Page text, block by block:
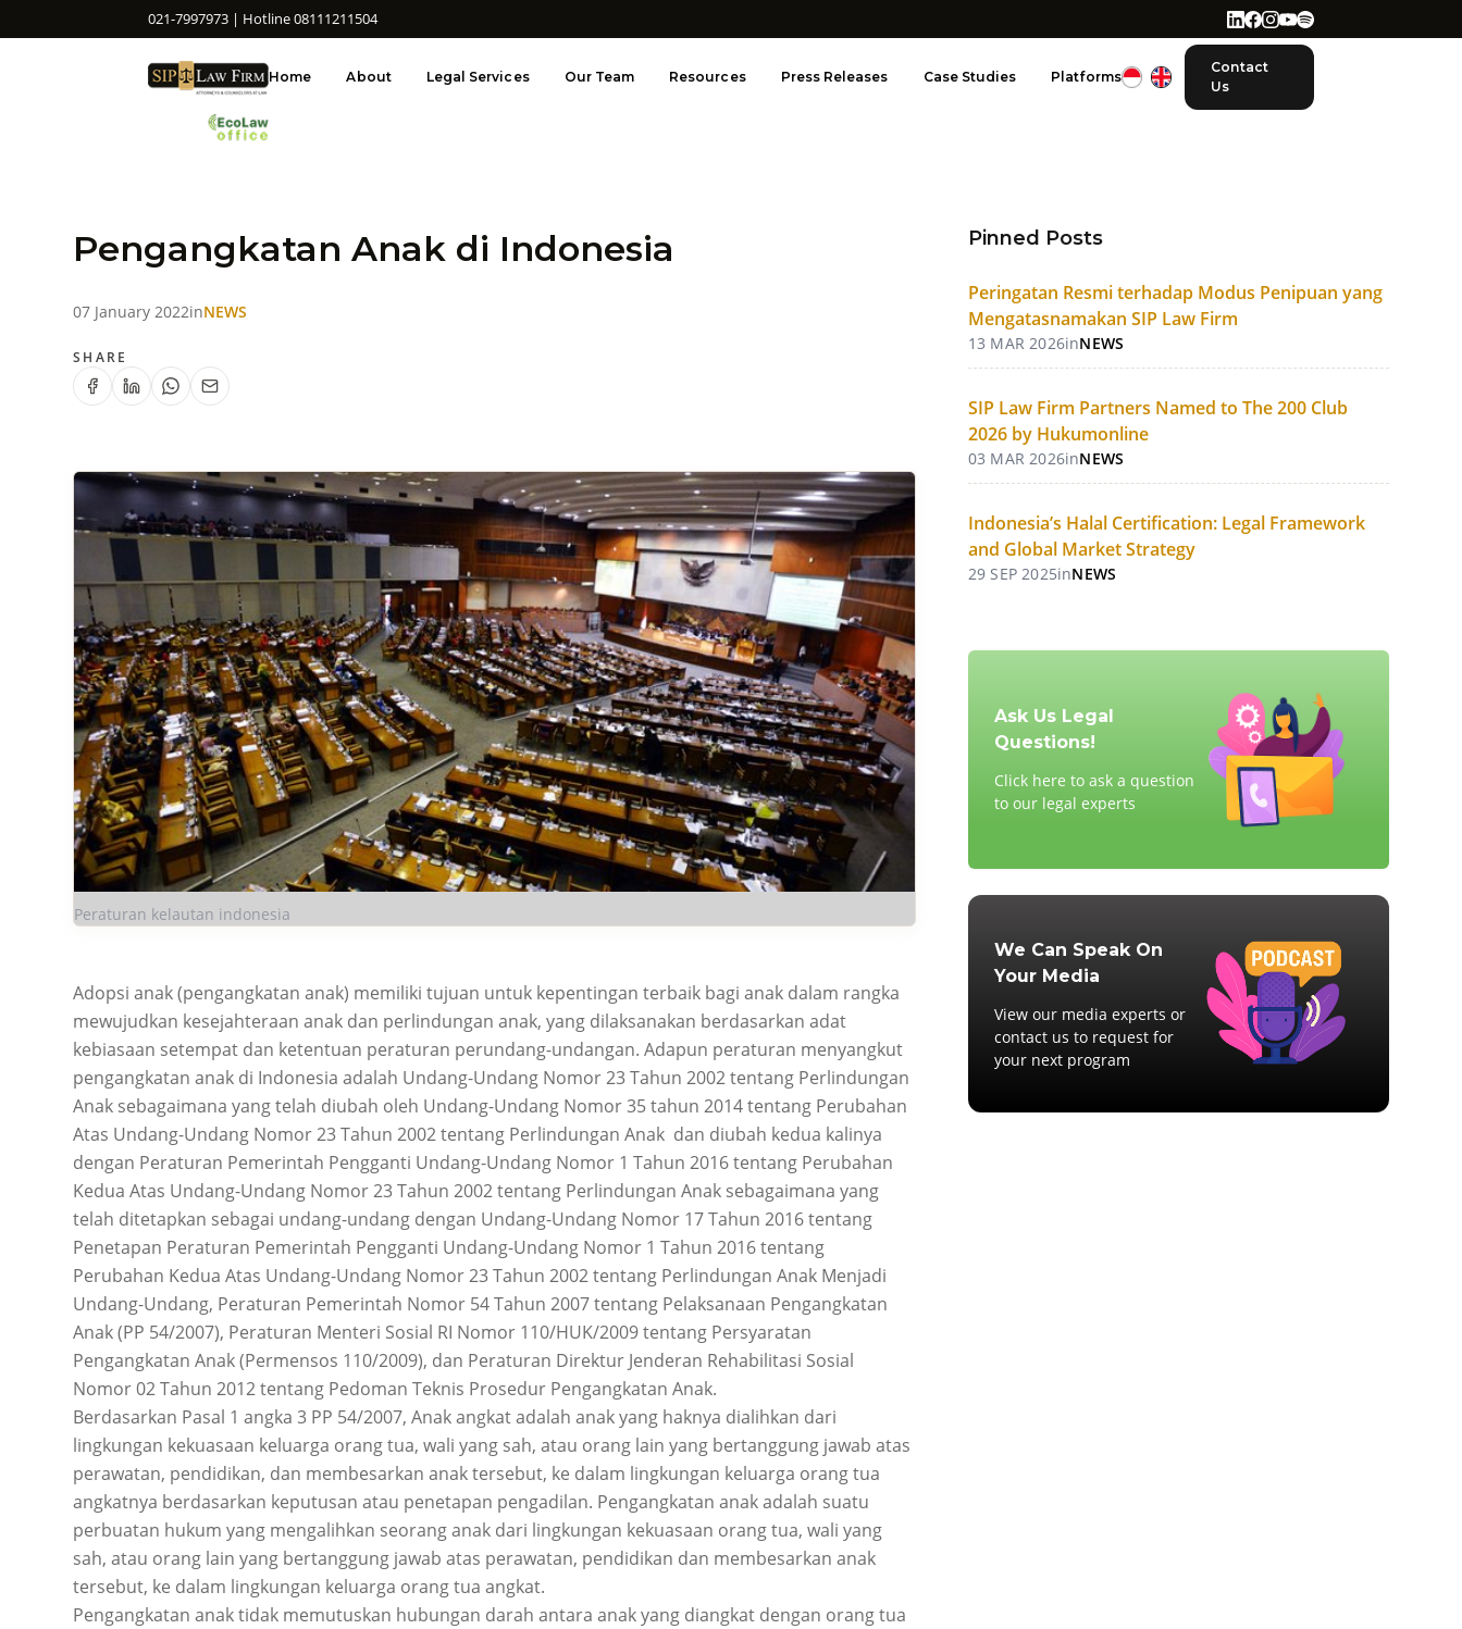
021-7997973 | Hotline 08111211504
Home About Legal Services Our Team Resources Press Releases Case Studies Platforms
Contact
Us
Pengangkatan Anak di Indonesia
07 January 2022inNEWS
SHARE
Peraturan kelautan indonesia
Adopsi anak (pengangkatan anak) memiliki tujuan untuk kepentingan terbaik bagi anak dalam rangka
mewujudkan kesejahteraan anak dan perlindungan anak, yang dilaksanakan berdasarkan adat
kebiasaan setempat dan ketentuan peraturan perundang-undangan. Adapun peraturan menyangkut
pengangkatan anak di Indonesia adalah Undang-Undang Nomor 23 Tahun 2002 tentang Perlindungan
Anak sebagaimana yang telah diubah oleh Undang-Undang Nomor 35 tahun 2014 tentang Perubahan
Atas Undang-Undang Nomor 23 Tahun 2002 tentang Perlindungan Anak dan diubah kedua kalinya
dengan Peraturan Pemerintah Pengganti Undang-Undang Nomor 1 Tahun 2016 tentang Perubahan
Kedua Atas Undang-Undang Nomor 23 Tahun 2002 tentang Perlindungan Anak sebagaimana yang
telah ditetapkan sebagai undang-undang dengan Undang-Undang Nomor 17 Tahun 2016 tentang
Penetapan Peraturan Pemerintah Pengganti Undang-Undang Nomor 1 Tahun 2016 tentang
Perubahan Kedua Atas Undang-Undang Nomor 23 Tahun 2002 tentang Perlindungan Anak Menjadi
Undang-Undang, Peraturan Pemerintah Nomor 54 Tahun 2007 tentang Pelaksanaan Pengangkatan
Anak (PP 54/2007), Peraturan Menteri Sosial RI Nomor 110/HUK/2009 tentang Persyaratan
Pengangkatan Anak (Permensos 110/2009), dan Peraturan Direktur Jenderan Rehabilitasi Sosial
Nomor 02 Tahun 2012 tentang Pedoman Teknis Prosedur Pengangkatan Anak.
Berdasarkan Pasal 1 angka 3 PP 54/2007, Anak angkat adalah anak yang haknya dialihkan dari
lingkungan kekuasaan keluarga orang tua, wali yang sah, atau orang lain yang bertanggung jawab atas
perawatan, pendidikan, dan membesarkan anak tersebut, ke dalam lingkungan keluarga orang tua
angkatnya berdasarkan keputusan atau penetapan pengadilan. Pengangkatan anak adalah suatu
perbuatan hukum yang mengalihkan seorang anak dari lingkungan kekuasaan orang tua, wali yang
sah, atau orang lain yang bertanggung jawab atas perawatan, pendidikan dan membesarkan anak
tersebut, ke dalam lingkungan keluarga orang tua angkat.
Pengangkatan anak tidak memutuskan hubungan darah antara anak yang diangkat dengan orang tua
Pinned Posts
Peringatan Resmi terhadap Modus Penipuan yang
Mengatasnamakan SIP Law Firm
13 MAR 2026inNEWS
SIP Law Firm Partners Named to The 200 Club
2026 by Hukumonline
03 MAR 2026inNEWS
Indonesia’s Halal Certification: Legal Framework
and Global Market Strategy
29 SEP 2025inNEWS
Ask Us Legal
Questions!
Click here to ask a question
to our legal experts
We Can Speak On
Your Media
View our media experts or
contact us to request for
your next program